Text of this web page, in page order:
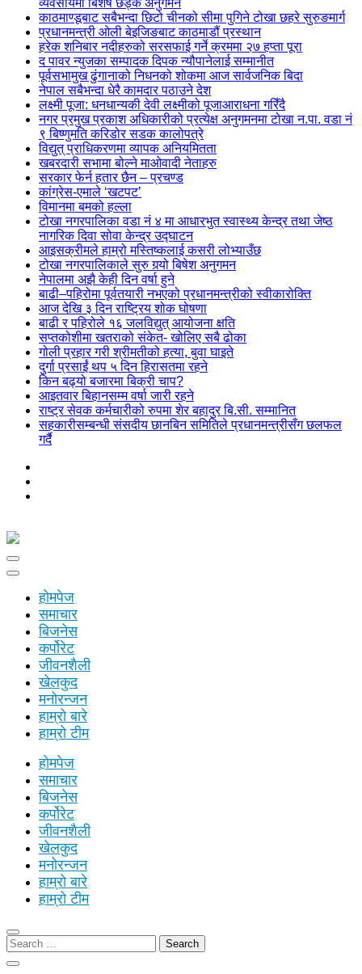
व्यवसायमा बिशेष छड्के अनुगमन
काठमाण्डूबाट सबैभन्दा छिटो चीनको सीमा पुगिने टोखा छहरे सुरुङमार्ग
प्रधानमन्त्री ओली बेइजिङबाट काठमाडौं प्रस्थान
हरेक शनिबार नदीहरुको सरसफाई गर्ने क्रममा २७ हप्ता पूरा
द पावर न्युजका सम्पादक दिपक न्यौपानेलाई सम्मानीत
पूर्वसभामुख ढुंगानाको निधनको शोकमा आज सार्वजनिक बिदा
नेपाल सबैभन्दा धेरै कामदार पठाउने देश
लक्ष्मी पूजा: धनधान्यकी देवी लक्ष्मीको पूजाआराधना गरिँदै
नगर प्रमुख प्रकाश अधिकारीको प्रत्येक्ष अनुगमनमा टोखा न.पा. वडा नं
९ बिष्णुमति करिडोर सडक कालोपत्रे
विद्युत् प्राधिकरणमा व्यापक अनियमितता
खबरदारी सभामा बोल्ने माओवादी नेताहरु
सरकार फेर्न हतार छैन – प्रचण्ड
कांग्रेस-एमाले ‘खटपट’
विमानमा बमको हल्ला
टोखा नगरपालिका वडा नं ४ मा आधारभुत स्वास्थ्य केन्द्र तथा जेष्ठ
नागरिक दिवा सोवा केन्द्र उद्घाटन
आइसक्रीमले हाम्रो मस्तिष्कलाई कसरी लोभ्याउँछ
टोखा नगरपालिकाले सुरु गर्‍यो बिषेश अनुगमन
नेपालमा अझै केही दिन वर्षा हुने
बाढी–पहिरोमा पूर्वतयारी नभएको प्रधानमन्त्रीको स्वीकारोक्ति
आज देखि ३ दिन राष्ट्रिय शोक घोषणा
बाढी र पहिरोले १६ जलविद्युत् आयोजना क्षति
सप्तकोशीमा खतराको संकेत- खोलिए सबै ढोका
गोली प्रहार गरी श्रीमतीको हत्या, बुवा घाइते
दुर्गा प्रसाईं थप ५ दिन हिरासतमा रहने
किन बढ्यो बजारमा बिक्री चाप?
आइतवार बिहानसम्म वर्षा जारी रहने
राष्ट्र सेवक कर्मचारीको रुपमा शेर बहादुर बि.सी. सम्मानित
सहकारीसम्बन्धी संसदीय छानबिन समितिले प्रधानमन्त्रीसँग छलफल
गर्दै
होमपेज
समाचार
बिजनेस
कर्पोरेट
जीवनशैली
खेलकुद
मनोरन्जन
हाम्रो बारे
हाम्रो टीम
होमपेज
समाचार
बिजनेस
कर्पोरेट
जीवनशैली
खेलकुद
मनोरन्जन
हाम्रो बारे
हाम्रो टीम
Search
for: